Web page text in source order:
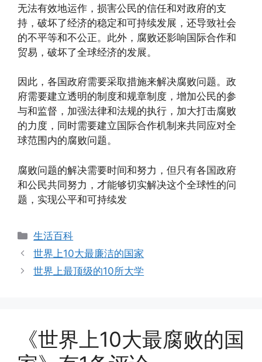
无法有效地运作，损害公民的信任和对政府的支
持，破坏了经济的稳定和可持续发展，还导致社会
的不平等和不公正。此外，腐败还影响国际合作和
贸易，破坏了全球经济的发展。
因此，各国政府需要采取措施来解决腐败问题。政
府需要建立透明的制度和规章制度，增加公民的参
与和监督，加强法律和法规的执行，加大打击腐败
的力度，同时需要建立国际合作机制来共同应对全
球范围内的腐败问题。
腐败问题的解决需要时间和努力，但只有各国政府
和公民共同努力，才能够切实解决这个全球性的问
题，实现公平和可持续发
分
类
生活百科
世界上10大最廉洁的国家
世界上最顶级的10所大学
《世界上10大最腐败的国